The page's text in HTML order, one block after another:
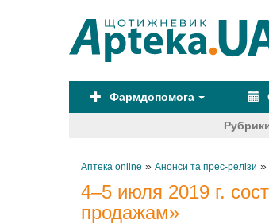
Фармдопомога
Аптека online » Анонси та прес-релізи »
4–5 июля 2019 г.
продажам»